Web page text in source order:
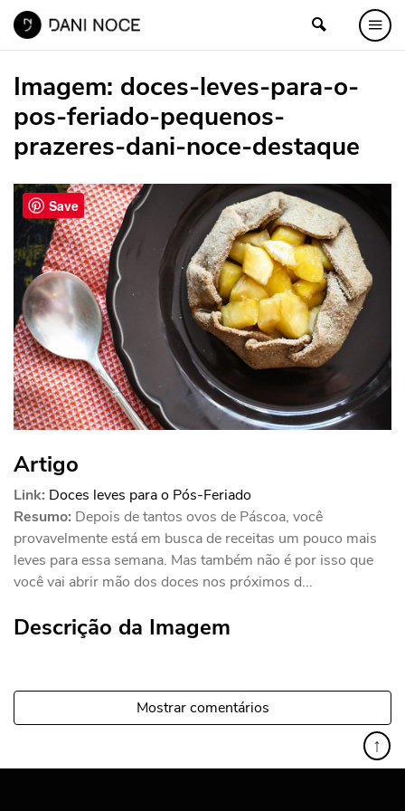
Imagem: doces-leves-para-o-
pos-feriado-pequenos-
prazeres-dani-noce-destaque
Artigo
Link: Doces leves para o Pós-Feriado
Resumo: Depois de tantos ovos de Páscoa, você
provavelmente está em busca de receitas um pouco mais
leves para essa semana. Mas também não é por isso que
você vai abrir mão dos doces nos próximos d...
Descrição da Imagem
Mostrar comentários
↑
Save